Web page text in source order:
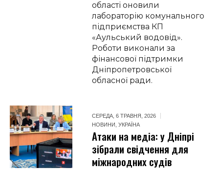
області оновили
лабораторію комунального
підприємства КП
«Аульський водовід».
Роботи виконали за
фінансової підтримки
Дніпропетровської
обласної ради.
СЕРЕДА, 6 ТРАВНЯ, 2026
НОВИНИ ,УКРАЇНА
Атаки на медіа: у Дніпрі
зібрали свідчення для
міжнародних судів